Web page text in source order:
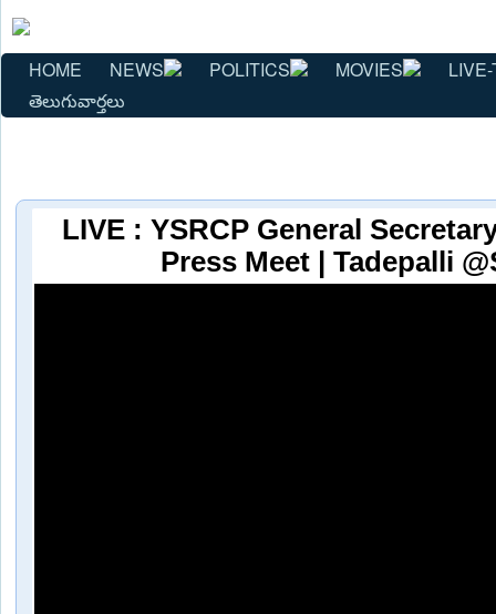
HOME NEWS POLITICS MOVIES
తెలుగువార్తలు
LIVE : YSRCP General
Press Meet | Tadepalli